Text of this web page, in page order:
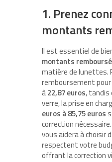
1. Prenez
montants
Il est essentiel de
montants
matière de lunettes.
remboursement
à22,87 euros, tandis
verre, la prise en
euros à 85,75 euros
correction
vous aidera à choisir
respectent votre
offrant la correction